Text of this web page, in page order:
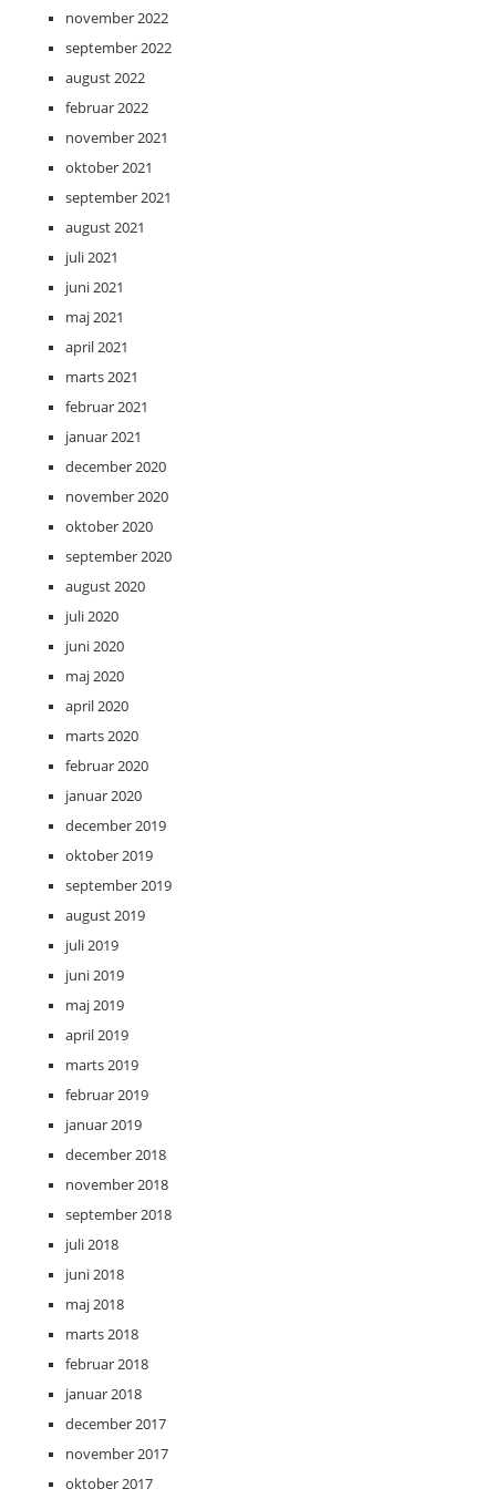
november 2022
september 2022
august 2022
februar 2022
november 2021
oktober 2021
september 2021
august 2021
juli 2021
juni 2021
maj 2021
april 2021
marts 2021
februar 2021
januar 2021
december 2020
november 2020
oktober 2020
september 2020
august 2020
juli 2020
juni 2020
maj 2020
april 2020
marts 2020
februar 2020
januar 2020
december 2019
oktober 2019
september 2019
august 2019
juli 2019
juni 2019
maj 2019
april 2019
marts 2019
februar 2019
januar 2019
december 2018
november 2018
september 2018
juli 2018
juni 2018
maj 2018
marts 2018
februar 2018
januar 2018
december 2017
november 2017
oktober 2017